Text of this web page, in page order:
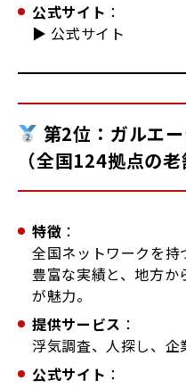
公式サイト ：
▶ 公式サイト
第2位：ガルエ
（全国124拠点の老
特徴 ：
全国ネットワークを持
豊富な実績と、地方
が魅力。
提供サービス ：
浮気調査、人探し、
公式サイト ：